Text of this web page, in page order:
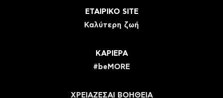
ΕΤΑΙΡΙΚΟ SITE
Καλύτερη ζωή
ΚΑΡΙΕΡΑ
#beMORE
ΧΡΕΙΑΖΕΣΑΙ ΒΟΗΘΕΙΑ